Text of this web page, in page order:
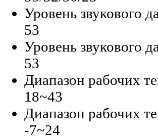
Уровень звукового
53
Уровень звукового
53
Диапазон рабочих
18~43
Диапазон рабочих
-7~24